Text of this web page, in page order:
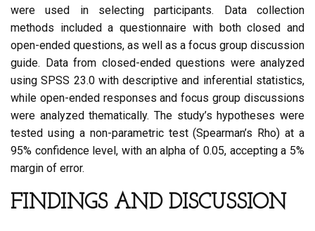
were used in selecting participants. Data collection
methods included a questionnaire with both closed and
open-ended questions, as well as a focus group discussion
guide. Data from closed-ended questions were analyzed
using SPSS 23.0 with descriptive and inferential statistics,
while open-ended responses and focus group discussions
were analyzed thematically. The study’s hypotheses were
tested using a non-parametric test (Spearman’s Rho) at a
95% confidence level, with an alpha of 0.05, accepting a 5%
margin of error.
FINDINGS AND DISCUSSION